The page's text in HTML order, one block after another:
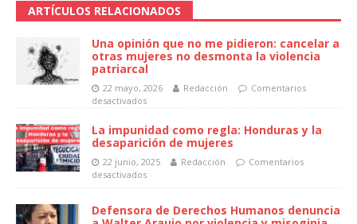
ARTÍCULOS RELACIONADOS
Una opinión que no me pidieron: cancelar a
otras mujeres no desmonta la violencia
patriarcal
desactivados
La impunidad como regla: Honduras y la
desaparición de mujeres